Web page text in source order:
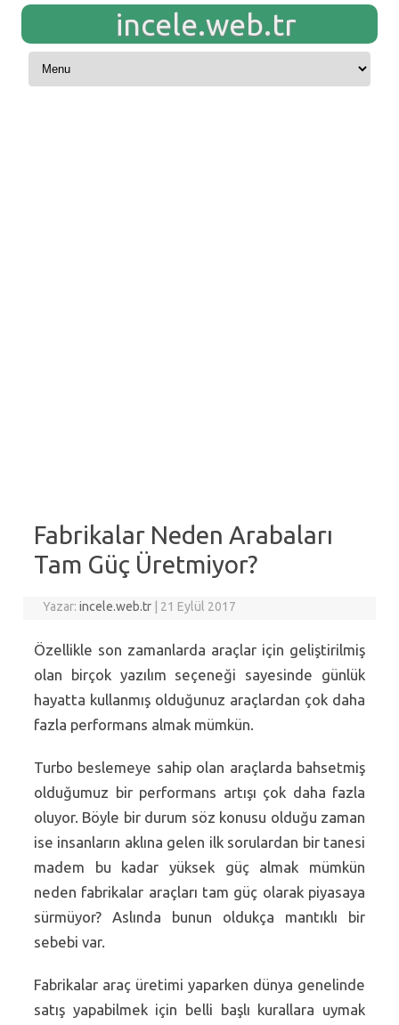
incele.web.tr
Skip to content
Fabrikalar Neden Arabaları
Tam Güç Üretmiyor?
Yazar:incele.web.tr 21 Eylül 2017
Özellikle son zamanlarda araçlar için geliştirilmiş
olan birçok yazılım seçeneği sayesinde günlük
hayatta kullanmış olduğunuz araçlardan çok daha
fazla performans almak mümkün.
Turbo beslemeye sahip olan araçlarda bahsetmiş
olduğumuz bir performans artışı çok daha fazla
oluyor. Böyle bir durum söz konusu olduğu zaman
ise insanların aklına gelen ilk sorulardan bir tanesi
madem bu kadar yüksek güç almak mümkün
neden fabrikalar araçları tam güç olarak piyasaya
sürmüyor? Aslında bunun oldukça mantıklı bir
sebebi var.
Fabrikalar araç üretimi yaparken dünya genelinde
satış yapabilmek için belli başlı kurallara uymak